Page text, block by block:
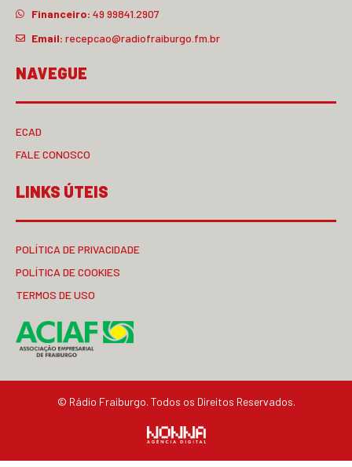
Financeiro: 49 99841.2907
Email: recepcao@radiofraiburgo.fm.br
NAVEGUE
ECAD
FALE CONOSCO
LINKS ÚTEIS
POLÍTICA DE PRIVACIDADE
POLÍTICA DE COOKIES
TERMOS DE USO
© Rádio Fraiburgo. Todos os Direitos Reservados.